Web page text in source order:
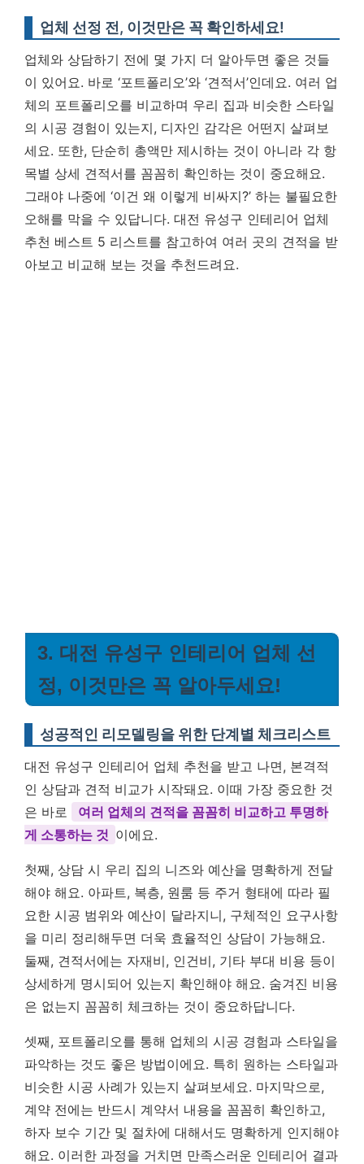
업체 선정 전, 이것만은 꼭 확인하세요!
업체와 상담하기 전에 몇 가지 더 알아두면 좋은 것들
이 있어요. 바로 ‘포트폴리오’와 ‘견적서’인데요. 여러 업
체의 포트폴리오를 비교하며 우리 집과 비슷한 스타일
의 시공 경험이 있는지, 디자인 감각은 어떤지 살펴보
세요. 또한, 단순히 총액만 제시하는 것이 아니라 각 항
목별 상세 견적서를 꼼꼼히 확인하는 것이 중요해요.
그래야 나중에 ‘이건 왜 이렇게 비싸지?’ 하는 불필요한
오해를 막을 수 있답니다. 대전 유성구 인테리어 업체
추천 베스트 5 리스트를 참고하여 여러 곳의 견적을 받
아보고 비교해 보는 것을 추천드려요.
3. 대전 유성구 인테리어 업체 선
정, 이것만은 꼭 알아두세요!
성공적인 리모델링을 위한 단계별 체크리스트
대전 유성구 인테리어 업체 추천을 받고 나면, 본격적
인 상담과 견적 비교가 시작돼요. 이때 가장 중요한 것
은 바로
여러 업체의 견적을 꼼꼼히 비교하고 투명하
게 소통하는 것 이에요.
첫째, 상담 시 우리 집의 니즈와 예산을 명확하게 전달
해야 해요. 아파트, 복층, 원룸 등 주거 형태에 따라 필
요한 시공 범위와 예산이 달라지니, 구체적인 요구사항
을 미리 정리해두면 더욱 효율적인 상담이 가능해요.
둘째, 견적서에는 자재비, 인건비, 기타 부대 비용 등이
상세하게 명시되어 있는지 확인해야 해요. 숨겨진 비용
은 없는지 꼼꼼히 체크하는 것이 중요하답니다.
셋째, 포트폴리오를 통해 업체의 시공 경험과 스타일을
파악하는 것도 좋은 방법이에요. 특히 원하는 스타일과
비슷한 시공 사례가 있는지 살펴보세요. 마지막으로,
계약 전에는 반드시 계약서 내용을 꼼꼼히 확인하고,
하자 보수 기간 및 절차에 대해서도 명확하게 인지해야
해요. 이러한 과정을 거치면 만족스러운 인테리어 결과